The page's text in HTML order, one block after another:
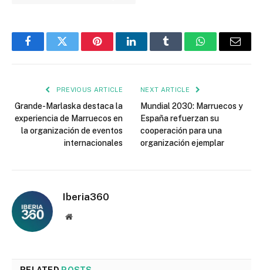
FacebookTwitter PinterestLinkedInTumblr WhatsAppEmail
PREVIOUS ARTICLE
Grande-Marlaska destaca la
experiencia de Marruecos en
la organización de eventos
internacionales
NEXT ARTICLE
Mundial 2030: Marruecos y
España refuerzan su
cooperación para una
organización ejemplar
Iberia360
Website